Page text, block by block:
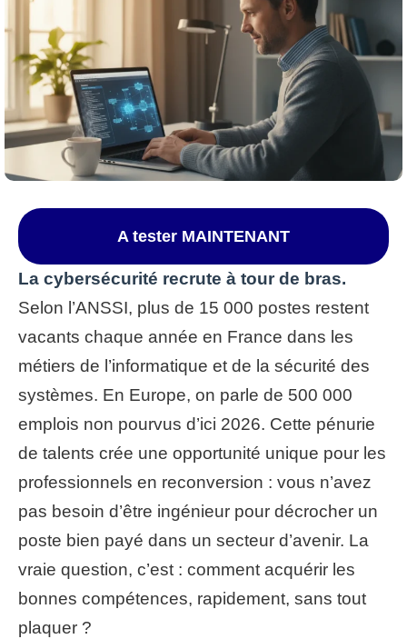
A tester MAINTENANT
La cybersécurité recrute à tour de bras.
Selon l’ANSSI, plus de 15 000 postes restent
vacants chaque année en France dans les
métiers de l’informatique et de la sécurité des
systèmes. En Europe, on parle de 500 000
emplois non pourvus d’ici 2026. Cette pénurie
de talents crée une opportunité unique pour les
professionnels en reconversion : vous n’avez
pas besoin d’être ingénieur pour décrocher un
poste bien payé dans un secteur d’avenir. La
vraie question, c’est : comment acquérir les
bonnes compétences, rapidement, sans tout
plaquer ?